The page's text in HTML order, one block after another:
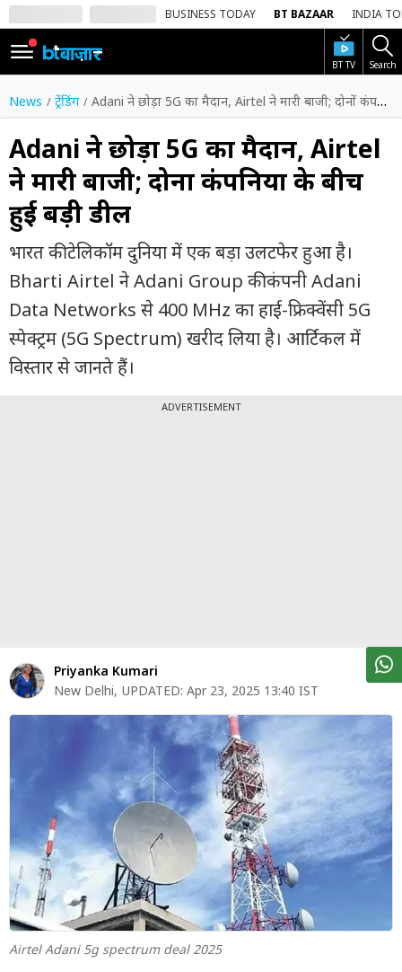
BUSINESS TODAY BT BAZAAR INDIA
BT TV Search
SIGN
IN
Dark
Mode
होम
शेयर
बाज़ार
वीडियो
ट्रेंडिंग
बिजनेस
न्यूज
शेयर
बाज़ार
ट्रेंडिंग
म्यूचुअल
फंड
News ट्रेंडिंग Adani ने छोड़ा 5G का मैदान, Airtel ने मारी बाजी; दोनों कंपनियों के बीच हुई बड़ी डील
Adani ने छोड़ा 5G का मैदान, Airtel
ने मारी बाजी; दोनों कंपनियों के बीच
हुई बड़ी डील
भारत की टेलिकॉम दुनिया में एक बड़ा उलटफेर हुआ है।
Bharti Airtel ने Adani Group की कंपनी Adani
Data Networks से 400 MHz का हाई-फ्रिक्वेंसी 5G
स्पेक्ट्रम (5G Spectrum) खरीद लिया है। आर्टिकल में
विस्तार से जानते हैं।
ADVERTISEMENT
Priyanka Kumari
New Delhi, UPDATED: Apr 23, 2025 13:40 IST
Airtel Adani 5g spectrum deal 2025